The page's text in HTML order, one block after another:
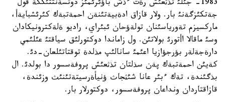
1983- جئلئ تذثعئش رةت ءذش باؤئرئمئز دوتسةنتتئككة قول
جةتكئزگةنئ بار. ولار قازاق ادةبيةتئنةن احمةتبةك كئرئشبايةأ،
ماركسيزم تةورياسئنان تولةؤحان ئبئراي، راديو ةلةكترونيكادان
وسئ ماقالا اأتورئ بولاتئن. ول زاماندا دوكتورلئق سياقتئ عئلئمي
دارةجةلةر بؤرجؤازيا اعئمئ سانالئپ مذلدة توقتاتئلعان-دئ.
كةيئن احمةتبةك پةن سذلتان تذثعئش پروفةسسور دا بولدئ. ال
بذگئندة، تةك ءبئر عانا شئثجاث ؤنيأةرسيتةتئنئث وزئندة،
قازاقتاردان ونداعان پروفةسسور، دوكتورلار بار.